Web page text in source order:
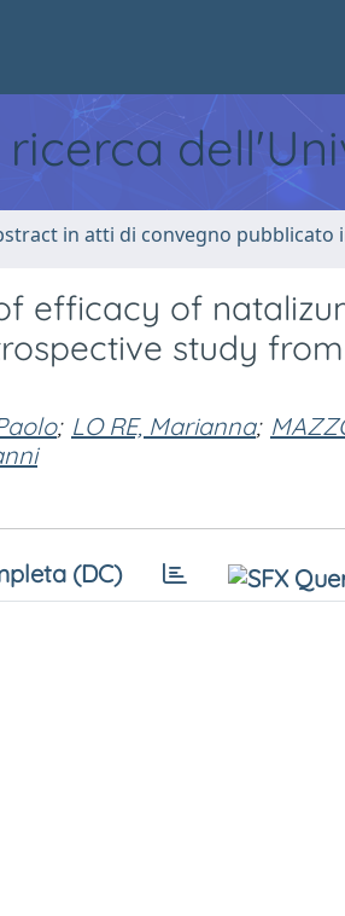
in atti di convegno pubblicato
efficacy of
study
; LO RE, Marianna;
(DC)